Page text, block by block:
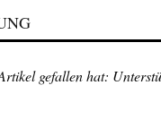
gefallen hat: